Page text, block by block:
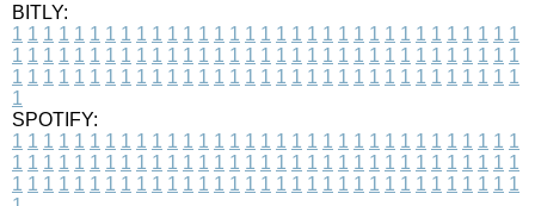
BITLY:
1 1 1 1 1 1 1 1 1 1 1 1 1 1 1 1 1 1 1 1 1 1 1 1 1 1 1 1 1 1 1 1 1
1 1 1 1 1 1 1 1 1 1 1 1 1 1 1 1 1 1 1 1 1 1 1 1 1 1 1 1 1 1 1 1 1
1 1 1 1 1 1 1 1 1 1 1 1 1 1 1 1 1 1 1 1 1 1 1 1 1 1 1 1 1 1 1 1 1
1
SPOTIFY:
1 1 1 1 1 1 1 1 1 1 1 1 1 1 1 1 1 1 1 1 1 1 1 1 1 1 1 1 1 1 1 1 1
1 1 1 1 1 1 1 1 1 1 1 1 1 1 1 1 1 1 1 1 1 1 1 1 1 1 1 1 1 1 1 1 1
1 1 1 1 1 1 1 1 1 1 1 1 1 1 1 1 1 1 1 1 1 1 1 1 1 1 1 1 1 1 1 1 1